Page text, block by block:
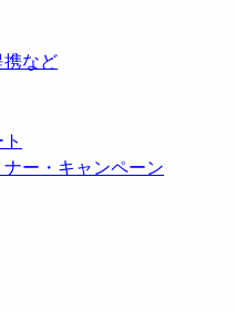
など
ー・キャンペーン